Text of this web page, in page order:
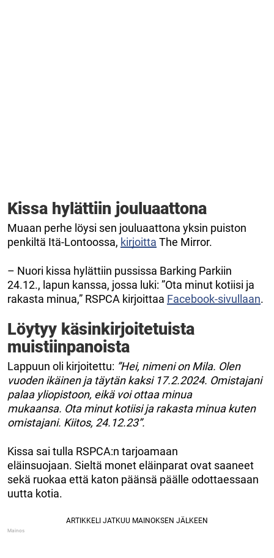
Kissa hylättiin jouluaattona
Muaan perhe löysi sen jouluaattona yksin puiston
penkiltä Itä-Lontoossa, kirjoitta The Mirror.
– Nuori kissa hylättiin pussissa Barking Parkiin
24.12., lapun kanssa, jossa luki: ”Ota minut kotiisi ja
rakasta minua,” RSPCA kirjoittaa Facebook-sivullaan.
Löytyy käsinkirjoitetuista
muistiinpanoista
Lappuun oli kirjoitettu: ”Hei, nimeni on Mila. Olen
vuoden ikäinen ja täytän kaksi 17.2.2024. Omistajani
palaa yliopistoon, eikä voi ottaa minua
mukaansa. Ota minut kotiisi ja rakasta minua kuten
omistajani. Kiitos, 24.12.23”.
Kissa sai tulla RSPCA:n tarjoamaan
eläinsuojaan. Sieltä monet eläinparat ovat saaneet
sekä ruokaa että katon päänsä päälle odottaessaan
uutta kotia.